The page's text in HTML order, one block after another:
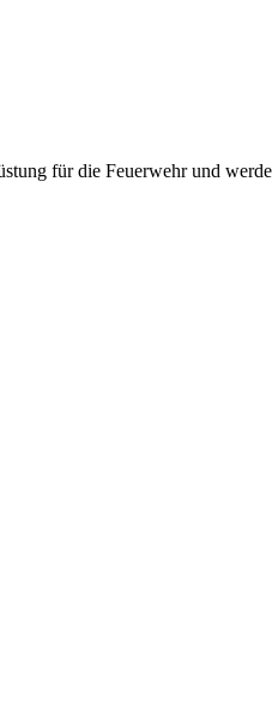
für die Feuerwehr und